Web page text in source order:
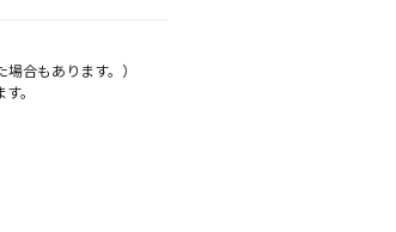
合もあります。）
。